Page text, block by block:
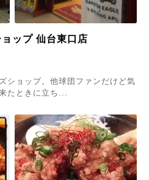
ップ 仙台東口店
ショップ。他球団ファンだけど気
たときに立ち...